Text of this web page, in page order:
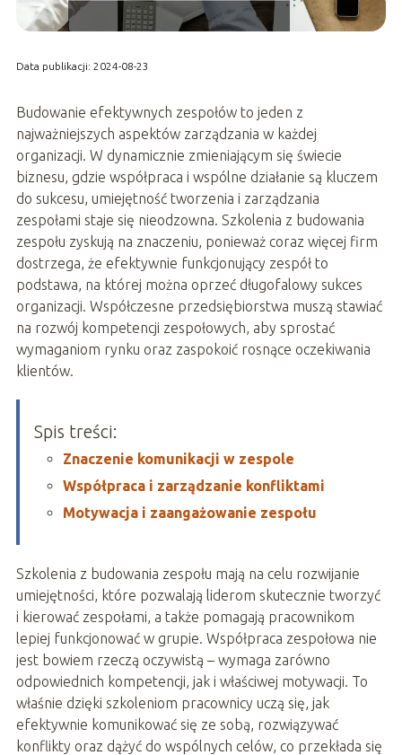
Data publikacji: 2024-08-23
Budowanie efektywnych zespołów to jeden z
najważniejszych aspektów zarządzania w każdej
organizacji. W dynamicznie zmieniającym się świecie
biznesu, gdzie współpraca i wspólne działanie są kluczem
do sukcesu, umiejętność tworzenia i zarządzania
zespołami staje się nieodzowna. Szkolenia z budowania
zespołu zyskują na znaczeniu, ponieważ coraz więcej firm
dostrzega, że efektywnie funkcjonujący zespół to
podstawa, na której można oprzeć długofalowy sukces
organizacji. Współczesne przedsiębiorstwa muszą stawiać
na rozwój kompetencji zespołowych, aby sprostać
wymaganiom rynku oraz zaspokoić rosnące oczekiwania
klientów.
Spis treści:
Znaczenie komunikacji w zespole
Współpraca i zarządzanie konfliktami
Motywacja i zaangażowanie zespołu
Szkolenia z budowania zespołu mają na celu rozwijanie
umiejętności, które pozwalają liderom skutecznie tworzyć
i kierować zespołami, a także pomagają pracownikom
lepiej funkcjonować w grupie. Współpraca zespołowa nie
jest bowiem rzeczą oczywistą – wymaga zarówno
odpowiednich kompetencji, jak i właściwej motywacji. To
właśnie dzięki szkoleniom pracownicy uczą się, jak
efektywnie komunikować się ze sobą, rozwiązywać
konflikty oraz dążyć do wspólnych celów, co przekłada się